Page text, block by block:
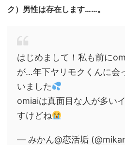
ク）男性は存在します……。
はじめまして！私も前に
が…年下ヤリモクくんに会
いました
omiaiは真面目な人が多い
すけどね
— みかん@恋活垢